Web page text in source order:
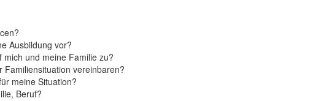
Ausbildung vor?
und meine Familie zu?
Familiensituation vereinbaren?
meine Situation?
Beruf?